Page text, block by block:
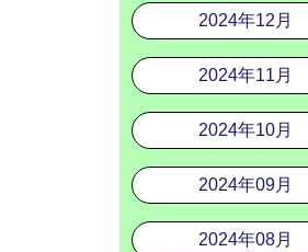
2024年12月
2024年11月
2024年10月
2024年09月
2024年08月